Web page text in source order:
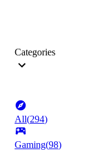
Categories
All(294)
Gaming(98)